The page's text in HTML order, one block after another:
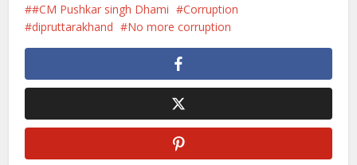
#CM Pushkar singh Dhami
Corruption
dipruttarakhand
No more corruption